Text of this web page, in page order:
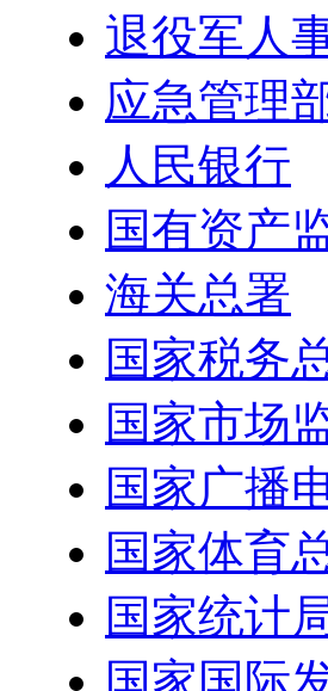
退役军人
应急管理
人民银行
国有资产
海关总署
国家税务
国家市场
国家广播
国家体育
国家统计